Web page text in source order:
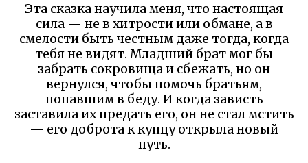
Эта сказка научила меня, что настоящая
сила — не в хитрости или обмане, а в
смелости быть честным даже тогда, когда
тебя не видят. Младший брат мог бы
забрать сокровища и сбежать, но он
вернулся, чтобы помочь братьям,
попавшим в беду. И когда зависть
заставила их предать его, он не стал мстить
— его доброта к купцу открыла новый
путь.